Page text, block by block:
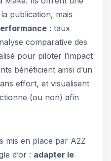
publication, mais
: taux
comparative des
pour piloter l’impact
bénéficient ainsi d’un
effort, et visualisent
(ou non) afin
mis en place par A2Z
d’or : adapter le